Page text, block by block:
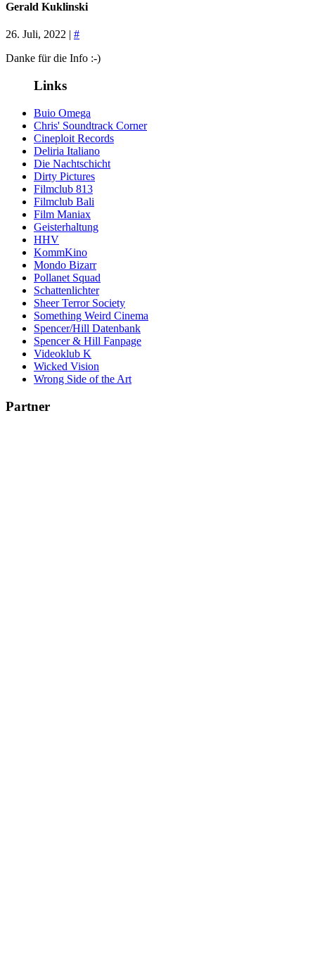
Gerald Kuklinski
26. Juli, 2022 | #
Danke für die Info :-)
Links
Buio Omega
Chris' Soundtrack Corner
Cineploit Records
Deliria Italiano
Die Nachtschicht
Dirty Pictures
Filmclub 813
Filmclub Bali
Film Maniax
Geisterhaltung
HHV
KommKino
Mondo Bizarr
Pollanet Squad
Schattenlichter
Sheer Terror Society
Something Weird Cinema
Spencer/Hill Datenbank
Spencer & Hill Fanpage
Videoklub K
Wicked Vision
Wrong Side of the Art
Partner